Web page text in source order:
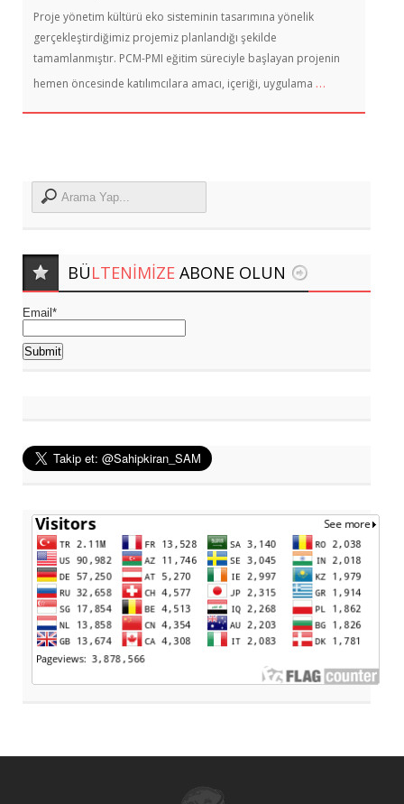
Proje yönetim kültürü eko sisteminin tasarımına yönelik
gerçekleştirdiğimiz projemiz planlandığı şekilde
tamamlanmıştır. PCM-PMI eğitim süreciyle başlayan projenin
hemen öncesinde katılımcılara amacı, içeriği, uygulama …
BÜLTENIMIZE ABONE OLUN
Email*